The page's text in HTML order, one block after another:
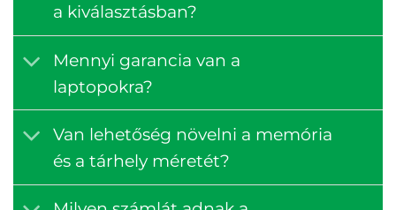
a kiválasztásban?
Mennyi garancia van a
laptopokra?
Van lehetőség növelni a memória
és a tárhely méretét?